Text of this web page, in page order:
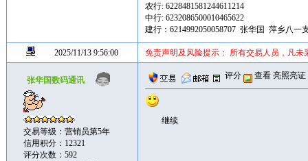
农行: 6228481581244611214
中行: 6232086500010465622
建行：6214992050058707 张华国 萍乡八一
2025/11/13 9:56:00 免责声明及风险提示： 所有交易人员，凡
张华国数码通讯
交易等级：营销员第5年
信用积分：12321
评分次数：592
评分 查看 亮照亮证
继续